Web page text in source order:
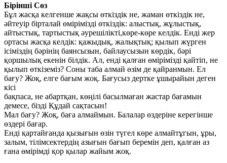
Бipіншi Сөз
Бұл жасқа келгенше жақсы өткiздiк не, жаман өткiздiк не,
əйтеуiр бiрталай өмiрiмiздi өткiздiк: алыстық, жұлыстық,
айтыстық, тартыстық əурешiлiктi,көре-көре келдiк. Ендi жер
ортасы жасқа келдiк: қажыдық, жалықтық; қылып жүрген
iсiмiздiң бəрiнiң баянсызын, байлаусызын көрдiк, бəрi
қоршылық екенiн бiлдiк. Ал, ендi қалған өмiрiмiздi қайтiп, не
қылып өткiземiз? Соны таба алмай өзiм де қайранмын. Ел
бағу? Жоқ, елге бағым жоқ. Бағусыз дертке ұшырайын деген
кiсi
бақпаса, не абартқан, көңiлi басылмаған жастар бағамын
демесе, бiздi Құдай сақтасын!
Мал бағу? Жoқ, баға алмаймын. Балалар өздерiне керегiнше
өздерi бағар.
Ендi қартайғанда қызығын өзiн түгел көре алмайтұгын, ұры,
залым, тiлiмсектердiң азығын бағып беремiн деп, қалған аз
ғана өмiрiмдi қор қылар жайым жоқ.